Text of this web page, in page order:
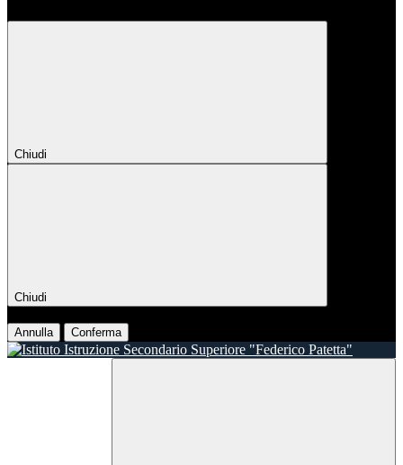
Chiudi
Chiudi
Annulla Conferma